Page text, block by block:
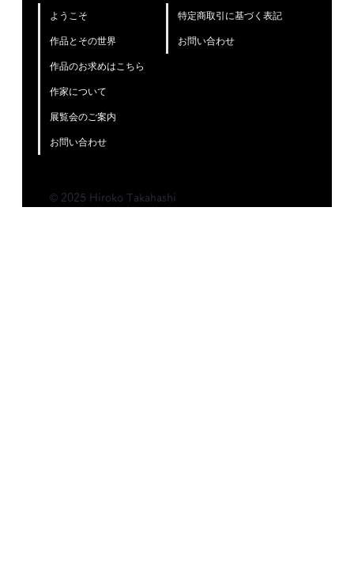
© 2025 Hiroko Takahashi
ようこそ
作品とその世界
作品のお求めはこちら
作家について
展覧会のご案内
お問い合わせ
特定商取引に基づく表記
お問い合わせ